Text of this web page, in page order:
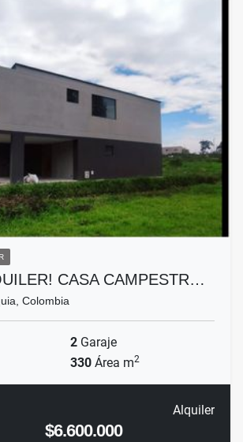
CASA CAMPESTR…
Colombia
2 Garaje
330 Área m2
Alquiler
$6.600.000